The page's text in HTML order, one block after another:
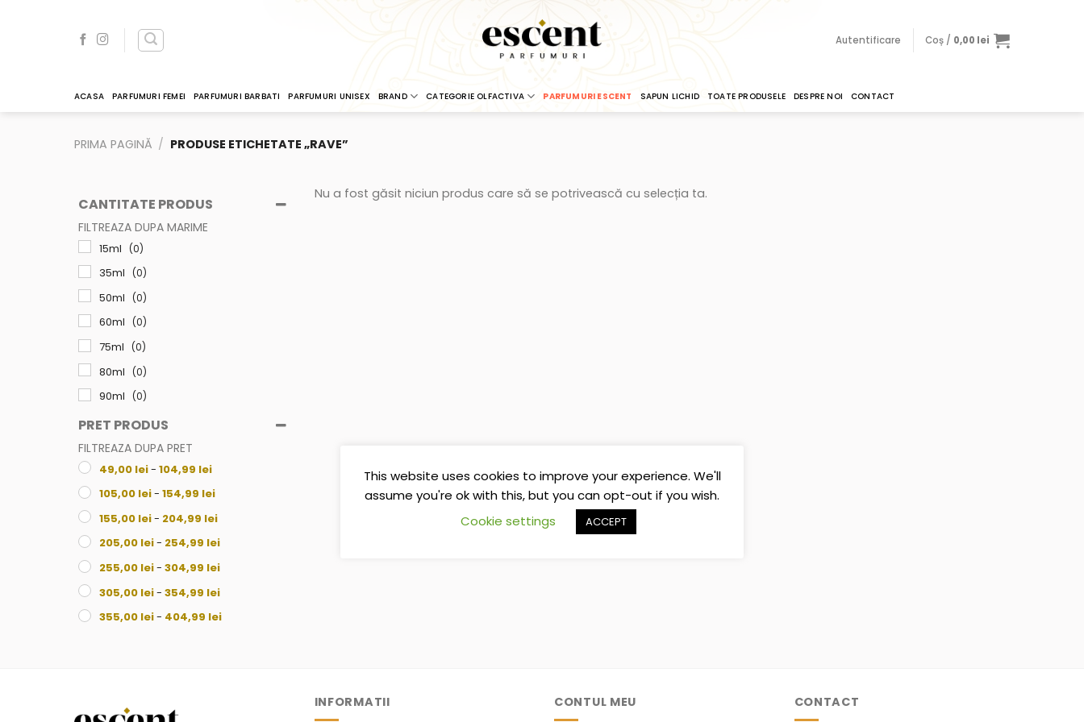
Autentificare Coș / 0,00 lei
ACASA PARFUMURI FEMEI PARFUMURI BARBATI PARFUMURI UNISEX BRAND CATEGORIE OLFACTIVA PARFUMURI ESCENT SAPUN LICHID TOATE PRODUSELE DESPRE NOI CONTACT
PRIMA PAGINĂ / PRODUSE ETICHETATE „RAVE”
CANTITATE PRODUS
FILTREAZA DUPA MARIME
15ml (0)
35ml (0)
50ml (0)
60ml (0)
75ml (0)
80ml (0)
90ml (0)
100ml (0)
105ml (0)
250ml (0)
PRET PRODUS
FILTREAZA DUPA PRET
49,00 lei- 104,99 lei
105,00 lei- 154,99 lei
155,00 lei- 204,99 lei
205,00 lei- 254,99 lei
255,00 lei- 304,99 lei
305,00 lei- 354,99 lei
355,00 lei- 404,99 lei
555,00lei-604,99
Nu a fost găsit niciun produs care să se potrivească cu selecția ta.
INFORMATII CONTUL MEU CONTACT
This website uses cookies to improve your experience. We'll
assume you're ok with this, but you can opt-out if you wish.
Cookie settings
ACCEPT